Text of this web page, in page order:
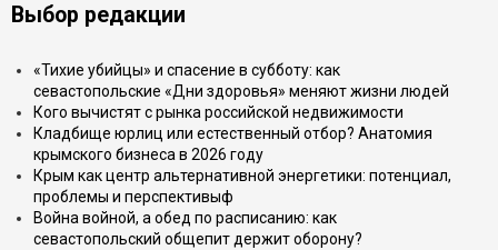
Выбор редакции
«Тихие убийцы» и спасение в субботу: как
севастопольские «Дни здоровья» меняют жизни людей
Кого вычистят с рынка российской недвижимости
Кладбище юрлиц или естественный отбор? Анатомия
крымского бизнеса в 2026 году
Крым как центр альтернативной энергетики: потенциал,
проблемы и перспективыф
Война войной, а обед по расписанию: как
севастопольский общепит держит оборону?